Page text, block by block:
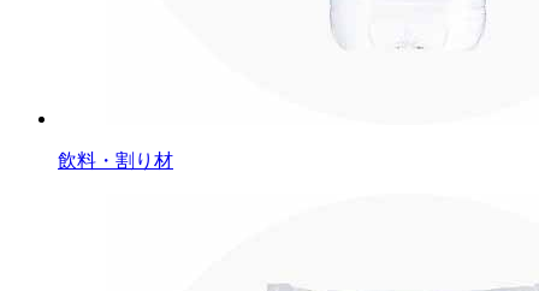
飲料・割り材